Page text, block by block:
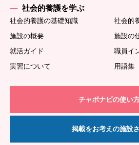
社会的養護を学ぶ
社会的養護の基礎知識
社会的
施設の概要
施設の
就活ガイド
職員イ
実習について
用語集
チャボナビの使い
掲載をお考えの施設